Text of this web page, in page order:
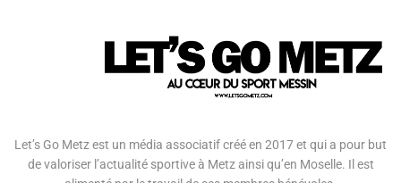
Let’s Go Metz est un média associatif créé en 2017 et qui a pour but
de valoriser l’actualité sportive à Metz ainsi qu’en Moselle. Il est